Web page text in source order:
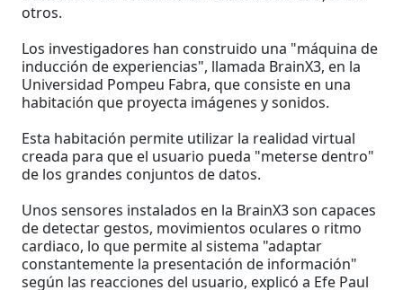
otros.
Los investigadores han construido una "máquina de
inducción de experiencias", llamada BrainX3, en la
Universidad Pompeu Fabra, que consiste en una
habitación que proyecta imágenes y sonidos.
Esta habitación permite utilizar la realidad virtual
creada para que el usuario pueda "meterse dentro"
de los grandes conjuntos de datos.
Unos sensores instalados en la BrainX3 son capaces
de detectar gestos, movimientos oculares o ritmo
cardiaco, lo que permite al sistema "adaptar
constantemente la presentación de información"
según las reacciones del usuario, explicó a Efe Paul